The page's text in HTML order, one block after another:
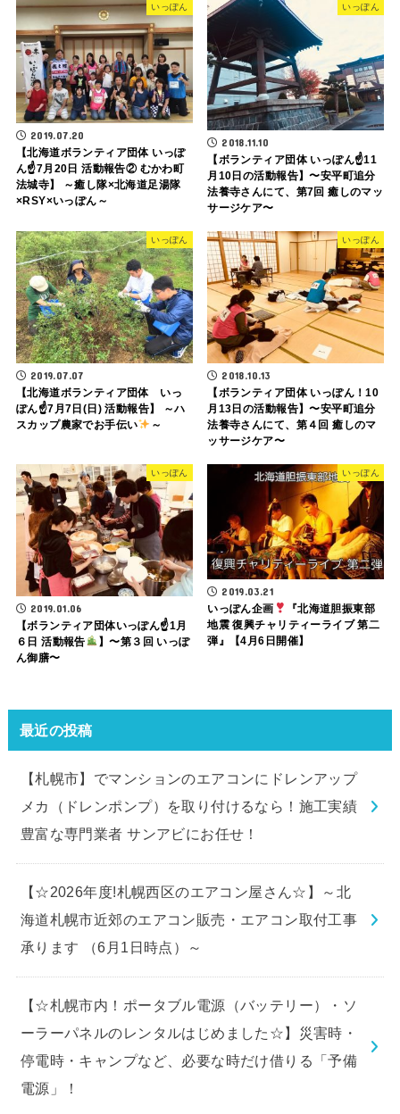
いっぽん
2019.07.20
【北海道ボランティア団体 いっぽ
ん☝️7月20日 活動報告② むかわ町
法城寺】 ～癒し隊×北海道足湯隊
×RSY×いっぽん～
いっぽん
2018.11.10
【ボランティア団体 いっぽん☝️11
月10日の活動報告】〜安平町追分
法養寺さんにて、第7回 癒しのマッ
サージケア〜
いっぽん
2019.07.07
【北海道ボランティア団体 いっ
ぽん☝7月7日(日) 活動報告】 ～ハ
スカップ農家でお手伝い
～
いっぽん
2018.10.13
【ボランティア団体 いっぽん！10
月13日の活動報告】〜安平町追分
法養寺さんにて、第４回 癒しのマ
ッサージケア〜
いっぽん
2019.01.06
【ボランティア団体いっぽん☝1月
６日 活動報告
】〜第３回 いっぽ
ん御膳〜
いっぽん
2019.03.21
いっぽん企画
『北海道胆振東部
地震 復興チャリティーライブ 第二
弾』【4月6日開催】
最近の投稿
【札幌市】でマンションのエアコンにドレンアップ
メカ（ドレンポンプ）を取り付けるなら！施工実績
豊富な専門業者 サンアビにお任せ！
【☆2026年度!札幌西区のエアコン屋さん☆】～北
海道札幌市近郊のエアコン販売・エアコン取付工事
承ります （6月1日時点）～
【☆札幌市内！ポータブル電源（バッテリー）・ソ
ーラーパネルのレンタルはじめました☆】災害時・
停電時・キャンプなど、必要な時だけ借りる「予備
電源」！